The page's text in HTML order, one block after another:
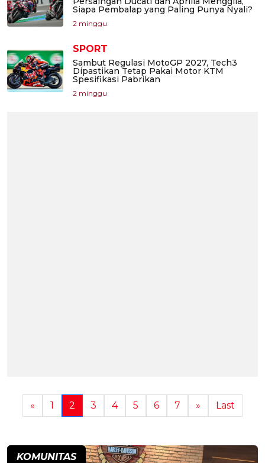
Siapa Pembalap yang Paling Punya Nyali?
2 minggu
SPORT
Sambut Regulasi MotoGP 2027, Tech3
Dipastikan Tetap Pakai Motor KTM
Spesifikasi Pabrikan
2 minggu
« 1 2 3 4 5 6 7 » Last
KOMUNITAS